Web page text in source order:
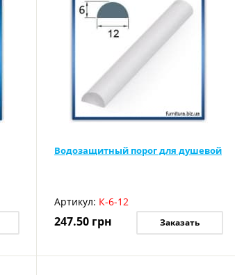
Водозащитный порог для душевой
Артикул: К-6-12
247.50 грн Заказать